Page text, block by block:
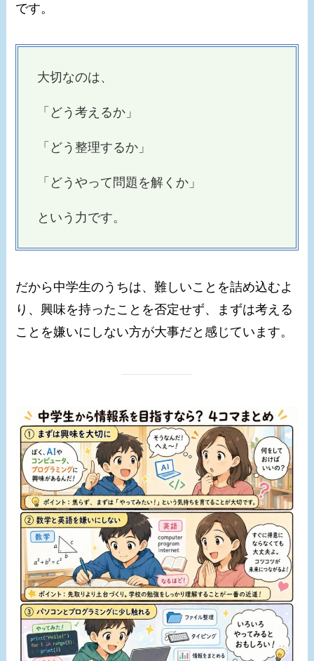
です。
大切なのは、
「どう考えるか」
「どう整理するか」
「どうやって問題を解くか」
という力です。
だから中学生のうちは、難しいことを詰め込むよ
り、興味を持ったことを否定せず、まずは考える
ことを嫌いにしない方が大事だと感じています。